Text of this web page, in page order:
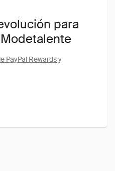
para
PayPal Rewardsy